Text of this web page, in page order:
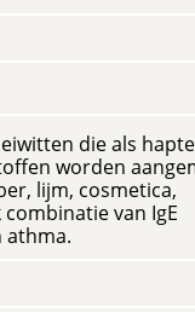
die als
worden
lijm, cosmetica,
van IgE
athma.